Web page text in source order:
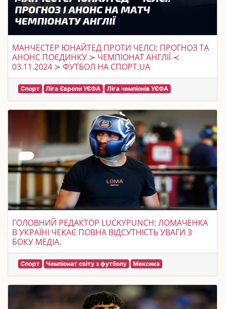
МАНЧЕСТЕР ЮНАЙТЕД ПРОТИ ЧЕЛСІ: ПРОГНОЗ ТА
АНОНС ПОЄДИНКУ ≻ ЧЕМПІОНАТ АНГЛІЇ ≺
03.11.2024 ≻ ФУТБОЛ НА СПОРТ.UA
Спорт Ліга Європи УЄФА Ліга чемпіонів УЄФА
ГОЛОВНИЙ РЕДАКТОР LUCKYPUNCH: ЛОМАЧЕНКА
В УКРАЇНІ ЧЕКАЄ ПОВНА ВІДСУТНІСТЬ УВАГИ З
БОКУ МЕДІА.
Спорт Чемпіонат світу з футболу Мексика